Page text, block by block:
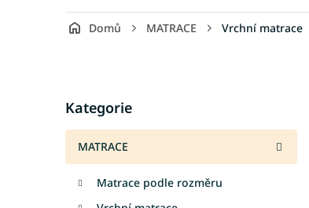
Domů MATRACE Vrchní matrace
t
r
a
kategorie
Kategorie
MATRACE
Matrace podle rozměru